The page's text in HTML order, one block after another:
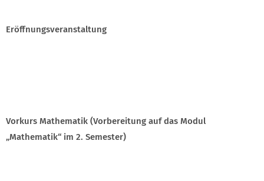
Eröffnungsveranstaltung
Vorkurs Mathematik (Vorbereitung auf das Modul
„Mathematik“ im 2. Semester)